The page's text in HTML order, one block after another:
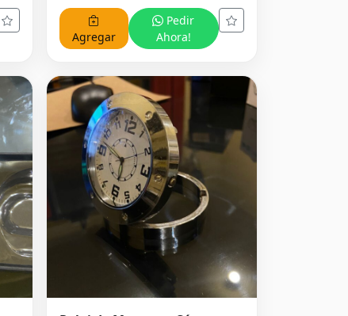
Agregar
Pedir
Ahora!